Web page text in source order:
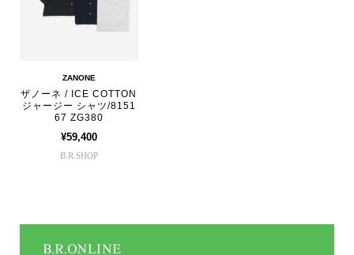
ZANONE
ザノーネ / ICE COTTON
ジャージー シャツ/8151
67 ZG380
¥59,400
B.R.SHOP